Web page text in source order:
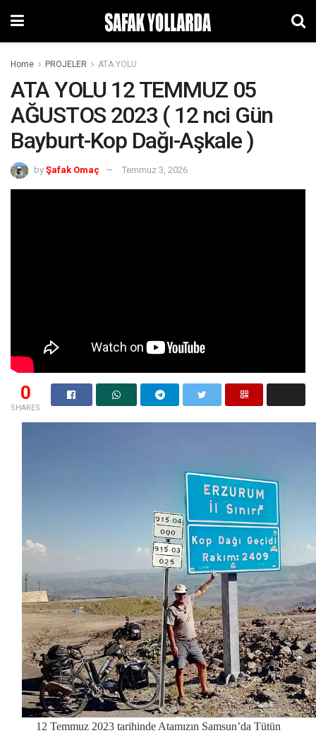
Home PROJELER ATA YOLU
ATA YOLU 12 TEMMUZ 05
AĞUSTOS 2023 ( 12 nci Gün
Bayburt-Kop Dağı-Aşkale )
by Şafak Omaç Temmuz 3, 2026
0
SHARES
12 Temmuz 2023 tarihinde Atamızın Samsun’da Tütün